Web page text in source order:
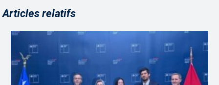
Articles relatifs